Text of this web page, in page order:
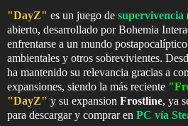
"DayZ" es un juego de supervivencia
abierto, desarrollado por Bohemia
enfrentarse a un mundo
ambientales y otros sobrevivientes.
ha mantenido su relevancia gracias a
expansiones, siendo la más reciente
"DayZ" y su expansion Frostline, ya
para descargar y comprar en PC vía